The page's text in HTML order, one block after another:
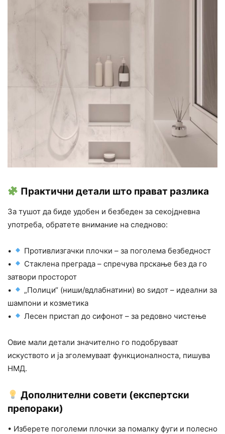
Практични детали што прават разлика
За тушот да биде удобен и безбеден за секојдневна
употреба, обратете внимание на следново:
•
Противлизгачки плочки – за поголема безбедност
•
Стаклена преграда – спречува прскање без да го
затвори просторот
•
„Полици“ (ниши/вдлабнатини) во ѕидот – идеални за
шампони и козметика
•
Лесен пристап до сифонот – за редовно чистење
Овие мали детали значително го подобруваат
искуството и ја зголемуваат функционалноста, пишува
НМД.
Дополнителни совети (експертски
препораки)
• Изберете поголеми плочки за помалку фуги и полесно